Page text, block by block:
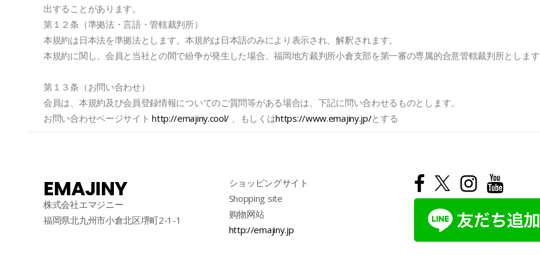
出することがあります。
第１２条（準拠法・言語・管轄裁判所）
本規約は日本法を準拠法とします。本規約は日本語のみにより表示され、解釈されます。
本規約に関し、会員と当社との間で紛争が発生した場合、福岡地方裁判所小倉支部を第一審の専属的合意管轄裁判所としま
第１３条（お問い合わせ）
会員は、本規約及び会員登録情報についてのご質問等がある場合は、下記に問い合わせるものとします。
お問い合わせページサイトhttp://emajiny.cool/ 、もしくはhttps://www.emajiny.jp/とする
EMAJINY
株式会社エマジニー
福岡県北九州市小倉北区堺町2-1-1
ショッピングサイト
Shopping site
购物网站
http://emajiny.jp